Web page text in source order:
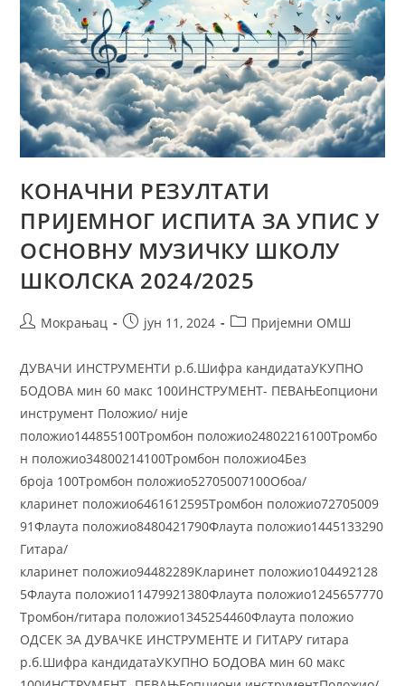
КОНАЧНИ РЕЗУЛТАТИ
ПРИЈЕМНОГ ИСПИТА ЗА УПИС У
ОСНОВНУ МУЗИЧКУ ШКОЛУ
ШКОЛСКА 2024/2025
Мокрањац јун 11, 2024 Пријемни ОМШ
ДУВАЧИ ИНСТРУМЕНТИ р.б.Шифра кандидатаУКУПНО
БОДОВА мин 60 макс 100ИНСТРУМЕНТ- ПЕВАЊЕопциони
инструмент Положио/ није
положио144855100Тромбон положио24802216100Тромбо
н положио34800214100Тромбон положио4Без
броја 100Тромбон положио52705007100Обоа/
кларинет положио6461612595Тромбон положио72705009
91Флаута положио8480421790Флаута положио1445133290
Гитара/
кларинет положио94482289Кларинет положио104492128
5Флаута положио11479921380Флаута положио1245657770
Тромбон/гитара положио1345254460Флаута положио
ОДСЕК ЗА ДУВАЧКЕ ИНСТРУМЕНТЕ И ГИТАРУ гитара
р.б.Шифра кандидатаУКУПНО БОДОВА мин 60 макс